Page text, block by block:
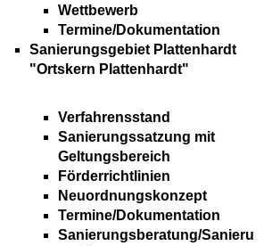
Wettbewerb
Termine/Dokumentation
Sanierungsgebiet Plattenhardt
"Ortskern Plattenhardt"
Verfahrensstand
Sanierungssatzung mit
Geltungsbereich
Förderrichtlinien
Neuordnungskonzept
Termine/Dokumentation
Sanierungsberatung/Sanieru